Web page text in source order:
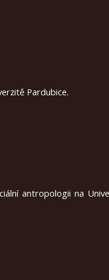
Pardubice.
antropologii na